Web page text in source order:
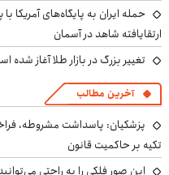
حمله ایران به پایگاه‌های آمریکا
ارتقایافته شاهد در آسمان
تغییر بزرگ در بازار طلا آغاز
آخرین مطالب
پزشکیان: پاسداشت مشروطه،
تکیه بر حاکمیت قانون
این صور فلکی را به راحتی